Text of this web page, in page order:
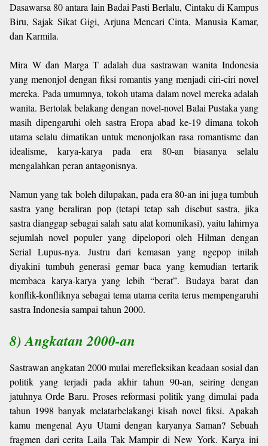
Dasawarsa 80 antara lain Badai Pasti Berlalu, Cintaku di Kampus
Biru, Sajak Sikat Gigi, Arjuna Mencari Cinta, Manusia Kamar,
dan Karmila.
Mira W dan Marga T adalah dua sastrawan wanita Indonesia
yang menonjol dengan fiksi romantis yang menjadi ciri-ciri novel
mereka. Pada umumnya, tokoh utama dalam novel mereka adalah
wanita. Bertolak belakang dengan novel-novel Balai Pustaka yang
masih dipengaruhi oleh sastra Eropa abad ke-19 dimana tokoh
utama selalu dimatikan untuk menonjolkan rasa romantisme dan
idealisme, karya-karya pada era 80-an biasanya selalu
mengalahkan peran antagonisnya.
Namun yang tak boleh dilupakan, pada era 80-an ini juga tumbuh
sastra yang beraliran pop (tetapi tetap sah disebut sastra, jika
sastra dianggap sebagai salah satu alat komunikasi), yaitu lahirnya
sejumlah novel populer yang dipelopori oleh Hilman dengan
Serial Lupus-nya. Justru dari kemasan yang ngepop inilah
diyakini tumbuh generasi gemar baca yang kemudian tertarik
membaca karya-karya yang lebih “berat”. Budaya barat dan
konflik-konfliknya sebagai tema utama cerita terus mempengaruhi
sastra Indonesia sampai tahun 2000.
8) Angkatan 2000-an
Sastrawan angkatan 2000 mulai merefleksikan keadaan sosial dan
politik yang terjadi pada akhir tahun 90-an, seiring dengan
jatuhnya Orde Baru. Proses reformasi politik yang dimulai pada
tahun 1998 banyak melatarbelakangi kisah novel fiksi. Apakah
kamu mengenal Ayu Utami dengan karyanya Saman? Sebuah
fragmen dari cerita Laila Tak Mampir di New York. Karya ini